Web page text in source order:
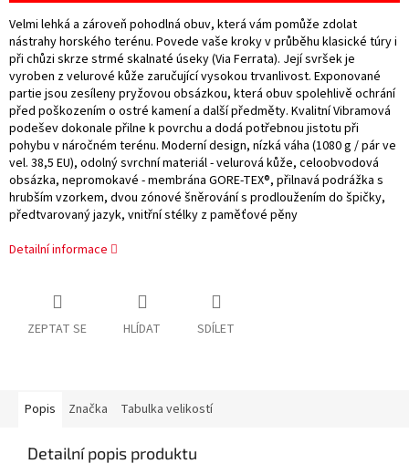
Velmi lehká a zároveň pohodlná obuv, která vám pomůže zdolat
nástrahy horského terénu. Povede vaše kroky v průběhu klasické túry i
při chůzi skrze strmé skalnaté úseky (Via Ferrata). Její svršek je
vyroben z velurové kůže zaručující vysokou trvanlivost. Exponované
partie jsou zesíleny pryžovou obsázkou, která obuv spolehlivě ochrání
před poškozením o ostré kamení a další předměty. Kvalitní Vibramová
podešev dokonale přilne k povrchu a dodá potřebnou jistotu při
pohybu v náročném terénu. Moderní design, nízká váha (1080 g / pár ve
vel. 38,5 EU), odolný svrchní materiál - velurová kůže, celoobvodová
obsázka, nepromokavé - membrána GORE-TEX®, přilnavá podrážka s
hrubším vzorkem, dvou zónové šněrování s prodloužením do špičky,
předtvarovaný jazyk, vnitřní stélky z paměťové pěny
Detailní informace
ZEPTAT SE HLÍDAT SDÍLET
Popis Značka Tabulka velikostí
Detailní popis produktu